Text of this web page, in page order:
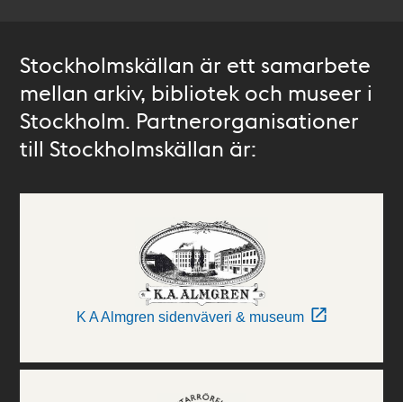
Stockholmskällan är ett samarbete
mellan arkiv, bibliotek och museer i
Stockholm. Partnerorganisationer
till Stockholmskällan är:
K A Almgren sidenväveri & museum